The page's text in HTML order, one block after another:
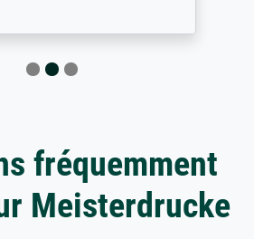
fréquemment
Meisterdrucke